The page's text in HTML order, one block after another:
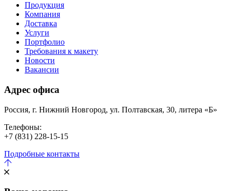
Продукция
Компания
Доставка
Услуги
Портфолио
Требования к макету
Новости
Вакансии
Адрес офиса
Россия, г. Нижний Новгород, ул. Полтавская, 30, литера «Б»
Телефоны:
+7 (831) 228-15-15
Подробные контакты